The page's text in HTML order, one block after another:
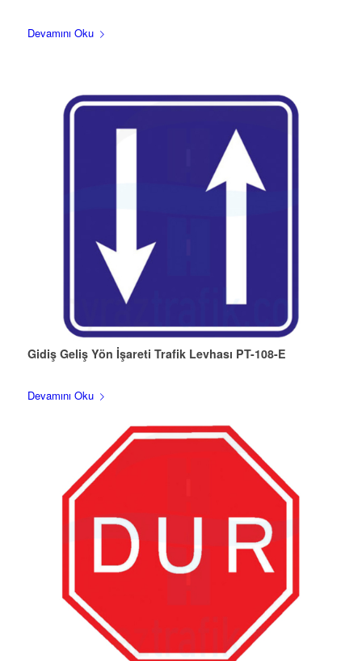
Devamını Oku
Gidiş Geliş Yön İşareti Trafik Levhası PT-108-E
Devamını Oku